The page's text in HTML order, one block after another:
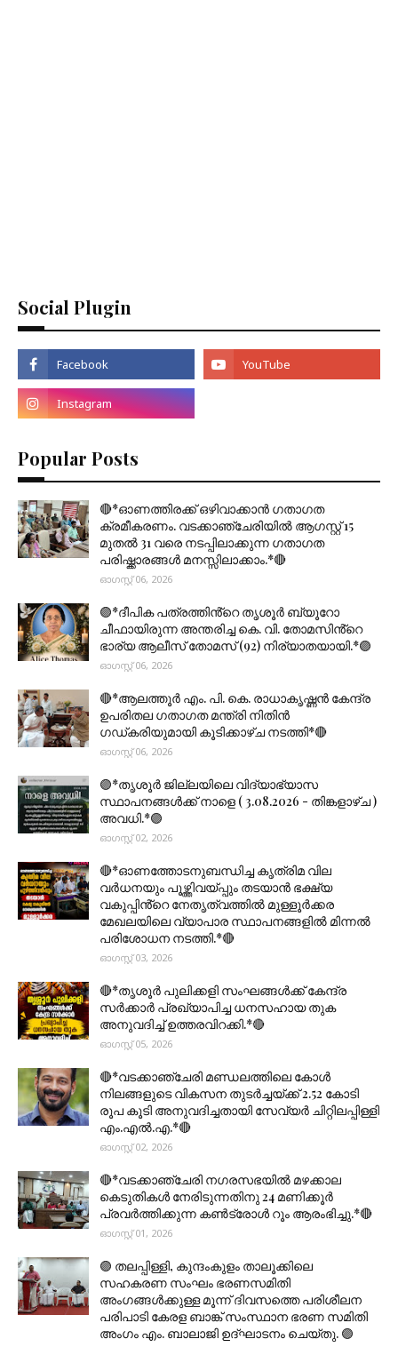
Social Plugin
Popular Posts
🔴*ഓണത്തിരക്ക് ഒഴിവാക്കാൻ ഗതാഗത
ക്രമീകരണം. വടക്കാഞ്ചേരിയിൽ ആഗസ്റ്റ് 15
മുതല്‍ 31 വരെ നടപ്പിലാക്കുന്ന ഗതാഗത
പരിഷ്ക്കാരങ്ങൾ മനസ്സിലാക്കാം.*🔴
ഓഗസ്റ്റ് 06, 2026
🟣*ദീപിക പത്രത്തിൻ്റെ തൃശൂർ ബ്യൂറോ
ചീഫായിരുന്ന അന്തരിച്ച കെ. വി. തോമസിൻ്റെ
ഭാര്യ ആലീസ് തോമസ് (92) നിര്യാതയായി.*🟣
ഓഗസ്റ്റ് 06, 2026
🔴*ആലത്തൂർ എം. പി. കെ. രാധാകൃഷ്ണൻ കേന്ദ്ര
ഉപരിതല ഗതാഗത മന്ത്രി നിതിൻ
ഗഡ്കരിയുമായി കൂടിക്കാഴ്ച നടത്തി*🔴
ഓഗസ്റ്റ് 06, 2026
🟣*തൃശൂര്‍ ജില്ലയിലെ വിദ്യാഭ്യാസ
സ്ഥാപനങ്ങൾക്ക് നാളെ ( 3.08.2026 - തിങ്കളാഴ്ച )
അവധി.*🟣
ഓഗസ്റ്റ് 02, 2026
🔴*ഓണത്തോടനുബന്ധിച്ച കൃത്രിമ വില
വർധനയും പൂഴ്ത്തിവയ്പ്പും തടയാൻ ഭക്ഷ്യ
വകുപ്പിൻ്റെ നേതൃത്വത്തിൽ മുള്ളൂർക്കര
മേഖലയിലെ വ്യാപാര സ്ഥാപനങ്ങളിൽ മിന്നൽ
പരിശോധന നടത്തി.*🔴
ഓഗസ്റ്റ് 03, 2026
🔴*തൃശൂര്‍ പുലിക്കളി സംഘങ്ങള്‍ക്ക് കേന്ദ്ര
സര്‍ക്കാര്‍ പ്രഖ്യാപിച്ച ധനസഹായ തുക
അനുവദിച്ച് ഉത്തരവിറക്കി.*🔴
ഓഗസ്റ്റ് 05, 2026
🔴*വടക്കാഞ്ചേരി മണ്ഡലത്തിലെ കോൾ
നിലങ്ങളുടെ വികസന തുടർച്ചയ്ക്ക് 2.52 കോടി
രൂപ കൂടി അനുവദിച്ചതായി സേവ്യർ ചിറ്റിലപ്പിള്ളി
എം.എൽ.എ.*🔴
ഓഗസ്റ്റ് 02, 2026
🔴*വടക്കാഞ്ചേരി നഗരസഭയിൽ മഴക്കാല
കെടുതികൾ നേരിടുന്നതിനു 24 മണിക്കൂർ
പ്രവർത്തിക്കുന്ന കൺട്രോൾ റൂം ആരംഭിച്ചു.*🔴
ഓഗസ്റ്റ് 01, 2026
🟣 തലപ്പിള്ളി, കുന്ദംകുളം താലൂക്കിലെ
സഹകരണ സംഘം ഭരണസമിതി
അംഗങ്ങൾക്കുള്ള മൂന്ന് ദിവസത്തെ പരിശീലന
പരിപാടി കേരള ബാങ്ക് സംസ്ഥാന ഭരണ സമിതി
അംഗം എം. ബാലാജി ഉദ്ഘാടനം ചെയ്തു. 🟣